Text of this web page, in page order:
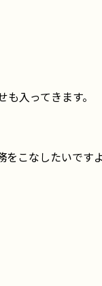
入ってきます。
こなしたいですよ